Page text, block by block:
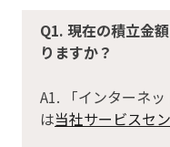
Q1. 現在の積立金
りますか？
A1. 「インターネ
は当社サービスセ